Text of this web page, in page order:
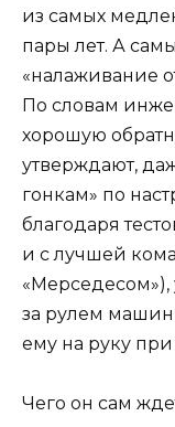
из самых
пары лет. А
«налаживание
По словам
хорошую
утверждают,
гонкам» по
благодаря
и с лучшей
«Мерседесом»),
за рулем
ему на руку
Чего он сам